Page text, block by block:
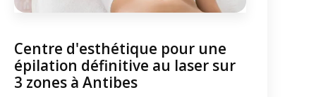
Centre d'esthétique pour une
épilation définitive au laser sur
3 zones à Antibes